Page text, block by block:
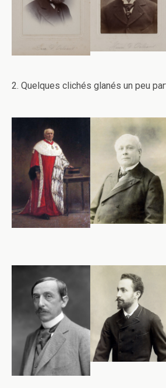
2. Quelques clichés glanés un peu